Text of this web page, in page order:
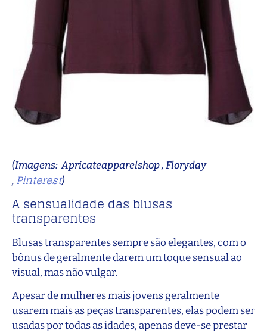
(Imagens: Apricateapparelshop, Floryday
, Pinterest)
A sensualidade das blusas
transparentes
Blusas transparentes sempre são elegantes, com o
bônus de geralmente darem um toque sensual ao
visual, mas não vulgar.
Apesar de mulheres mais jovens geralmente
usarem mais as peças transparentes, elas podem ser
usadas por todas as idades, apenas deve-se prestar